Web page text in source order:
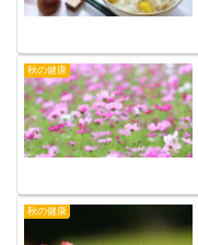
秋の健康
秋の健康